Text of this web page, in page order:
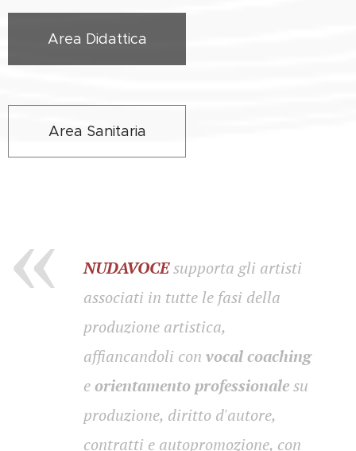
Area Didattica
Area Sanitaria
NUDAVOCEsupporta gli artisti
associati in tutte le fasi della
produzione artistica,
affiancandoli con vocal coaching
eorientamento professionalesu
produzione, diritto d'autore,
contratti e autopromozione, con